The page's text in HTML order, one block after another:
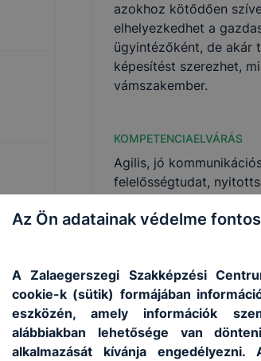
azokhoz kötődően
elhelyezkedhet a
ügyintézőként, de akár
képesítést szerezhet,
vámszakember.
KOMPETENCIAELVÁRÁS
Agilis, jó
felelősségtudat,
képes ellátni a
rábízott
irodai, illetve
szerkeszt, kezel;
Az Ön adatainak védelme
A Zalaegerszegi Szakképzési
cookie-k (sütik) formájában
eszközén, amely információk
alábbiakban lehetősége van
alkalmazását kívánja